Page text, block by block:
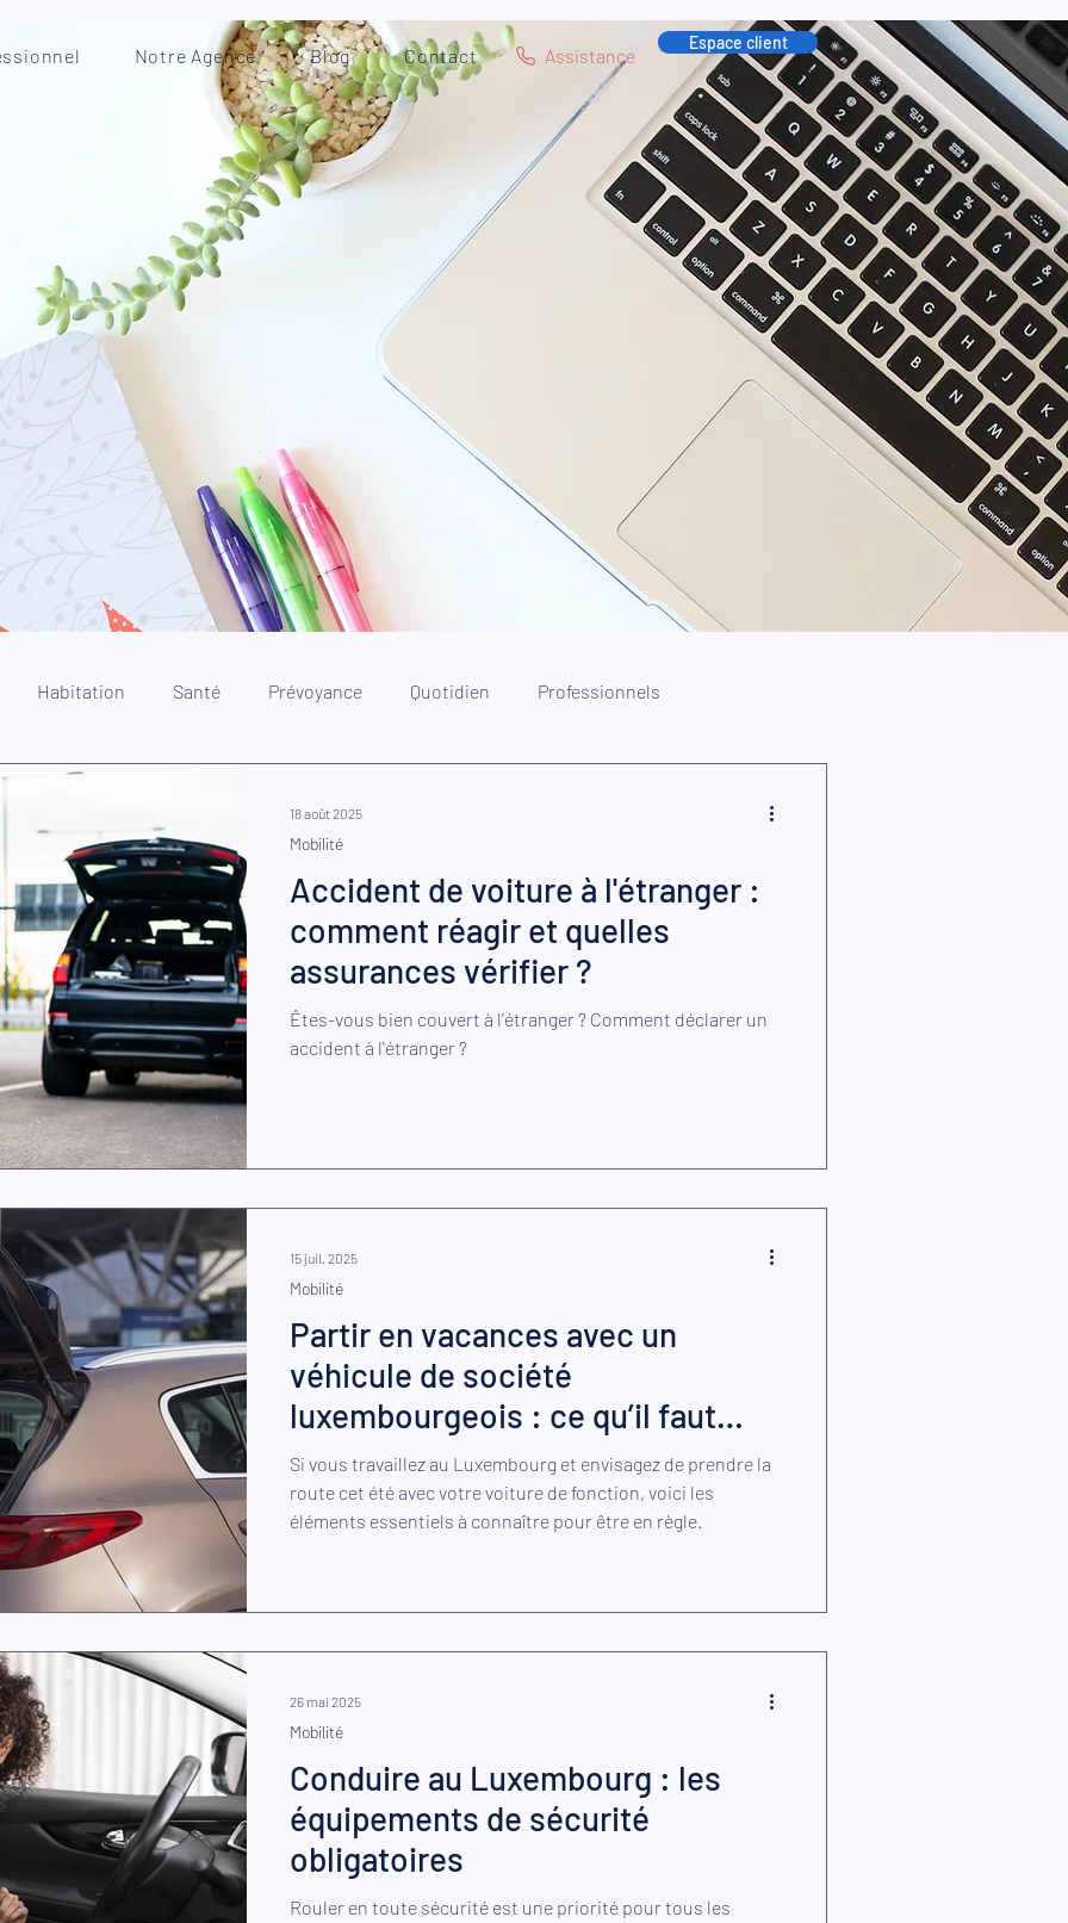
Notre Agence Blog Contact Assistance
Espace client
Habitation Santé Prévoyance Quotidien Professionnels
Accident de voiture à l'étranger :
comment réagir et quelles
assurances vérifier ?
Êtes-vous bien couvert à l'étranger ? Comment déclarer un
accident à l'étranger ?
Mobilité
18 août 2025
Partir en vacances avec un
véhicule de société
luxembourgeois : ce qu’il faut
savoir
Si vous travaillez au Luxembourg et envisagez de prendre la
route cet été avec votre voiture de fonction, voici les
éléments essentiels à connaître pour être en règle.
Mobilité
15 juil. 2025
Conduire au Luxembourg : les
équipements de sécurité
obligatoires
Rouler en toute sécurité est une priorité pour tous les
Mobilité
26 mai 2025